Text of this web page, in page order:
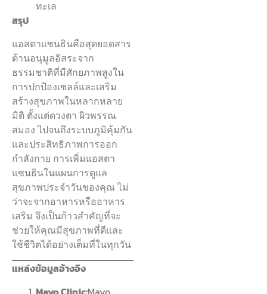
ทะเล
สรุป
แอสตาแซนธินคือสุดยอดสาร
ต้านอนุมูลอิสระจาก
ธรรมชาติที่มีศักยภาพสูงใน
การปกป้องเซลล์และเสริม
สร้างสุขภาพในหลากหลาย
มิติ ตั้งแต่ดวงตา ผิวพรรณ
สมอง ไปจนถึงระบบภูมิคุ้มกัน
และประสิทธิภาพการออก
กำลังกาย การเพิ่มแอสตา
แซนธินในแผนการดูแล
สุขภาพประจำวันของคุณ ไม่
ว่าจะจากอาหารหรืออาหาร
เสริม จึงเป็นก้าวสำคัญที่จะ
ช่วยให้คุณมีสุขภาพที่ดีและ
ใช้ชีวิตได้อย่างเต็มที่ในทุกวัน
แหล่งข้อมูลอ้างอิง